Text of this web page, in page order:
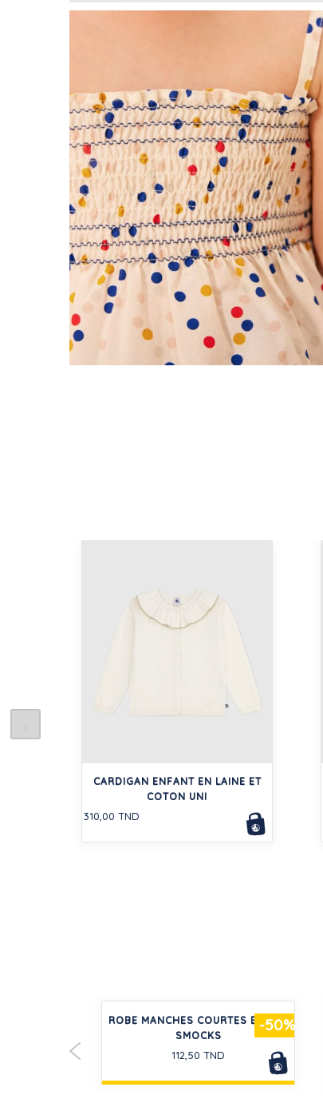
CARDIGAN ENFANT EN LAINE ET
COTON UNI
310,00 TND
-50%
ROBE MANCHES COURTES BÉBÉ À
SMOCKS
112,50 TND